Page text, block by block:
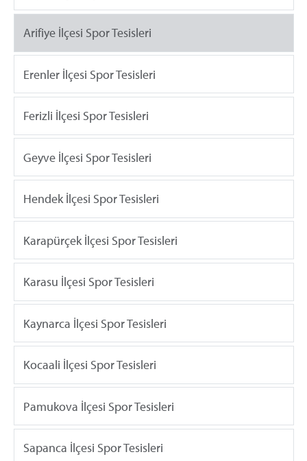
Arifiye İlçesi Spor Tesisleri
Erenler İlçesi Spor Tesisleri
Ferizli İlçesi Spor Tesisleri
Geyve İlçesi Spor Tesisleri
Hendek İlçesi Spor Tesisleri
Karapürçek İlçesi Spor Tesisleri
Karasu İlçesi Spor Tesisleri
Kaynarca İlçesi Spor Tesisleri
Kocaali İlçesi Spor Tesisleri
Pamukova İlçesi Spor Tesisleri
Sapanca İlçesi Spor Tesisleri